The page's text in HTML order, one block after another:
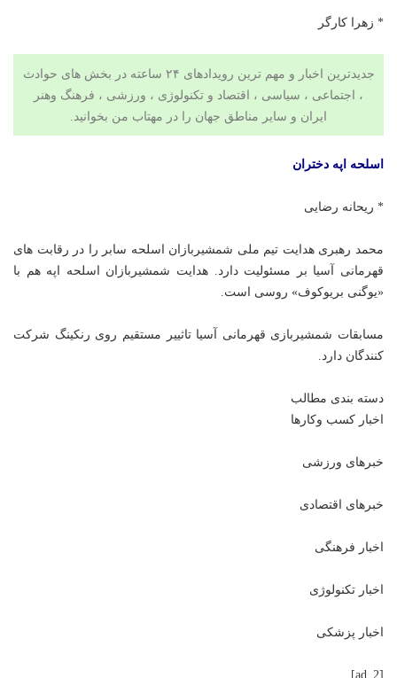
* زهرا کارگر
جدیدترین اخبار و مهم ترین رویدادهای ۲۴ ساعته در بخش های حوادث
، اجتماعی ، سیاسی ، اقتصاد و تکنولوژی ، ورزشی ، فرهنگ وهنر
ایران و سایر مناطق جهان را در مهتاب من بخوانید.
اسلحه اپه دختران
* ریحانه رضایی
محمد رهبری هدایت تیم ملی شمشیربازان اسلحه سابر را در رقابت های
قهرمانی آسیا بر مسئولیت دارد. هدایت شمشیربازان اسلحه اپه هم با
«یوگنی بریوکوف» روسی است.
مسابقات شمشیربازی قهرمانی آسیا تاثییر مستقیم روی رنکینگ شرکت
کنندگان دارد.
دسته بندی مطالب
اخبار کسب وکارها
خبرهای ورزشی
خبرهای اقتصادی
اخبار فرهنگی
اخبار تکنولوژی
اخبار پزشکی
[ad_2]